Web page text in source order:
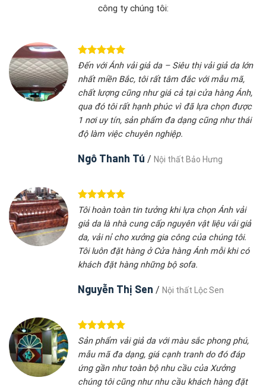
công ty chúng tôi:
Đến với Ánh vải giả da – Siêu thị vải giả da lớn
nhất miền Bắc, tôi rất tâm đắc với mẫu mã,
chất lượng cũng như giá cả tại cửa hàng Ánh,
qua đó tôi rất hạnh phúc vì đã lựa chọn được
1 nơi uy tín, sản phẩm đa dạng cũng như thái
độ làm việc chuyên nghiệp.
Ngô Thanh Tú / Nội thất Bảo Hưng
Tôi hoàn toàn tin tưởng khi lựa chọn Ánh vải
giả da là nhà cung cấp nguyên vật liệu vải giả
da, vải nỉ cho xưởng gia công của chúng tôi.
Tôi luôn đặt hàng ở Cửa hàng Ánh mỗi khi có
khách đặt hàng những bộ sofa.
Nguyễn Thị Sen / Nội thất Lộc Sen
Sản phẩm vải giả da với màu sắc phong phú,
mẫu mã đa dạng, giá cạnh tranh do đó đáp
ứng gần như toàn bộ nhu cầu của Xưởng
chúng tôi cũng như nhu cầu khách hàng đặt